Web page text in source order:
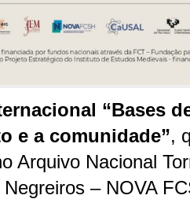
“Bases
e a comunidade”,
Arquivo Nacional
– NOVA